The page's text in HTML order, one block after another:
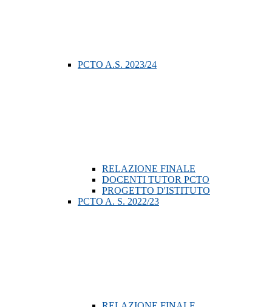
PCTO A.S. 2023/24
RELAZIONE FINALE
DOCENTI TUTOR PCTO
PROGETTO D'ISTITUTO
PCTO A. S. 2022/23